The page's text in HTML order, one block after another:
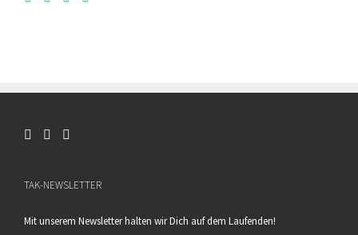
TAK-NEWSLETTER
Mit unserem Newsletter halten wir Dich auf dem Laufenden!